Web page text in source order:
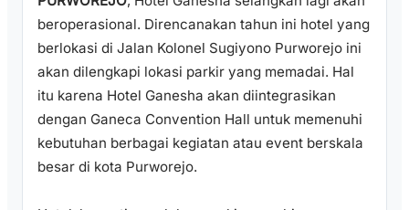
beroperasional. Direncanakan tahun ini hotel yang
berlokasi di Jalan Kolonel Sugiyono Purworejo ini
akan dilengkapi lokasi parkir yang memadai. Hal
itu karena Hotel Ganesha akan diintegrasikan
dengan Ganeca Convention Hall untuk memenuhi
kebutuhan berbagai kegiatan atau event berskala
besar di kota Purworejo.